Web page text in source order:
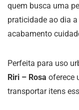
quem busca uma
praticidade ao dia
acabamento
Perfeita para uso
Riri – Rosa oferece
transportar itens